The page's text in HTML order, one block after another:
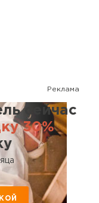
Реклама
сейчас
30%